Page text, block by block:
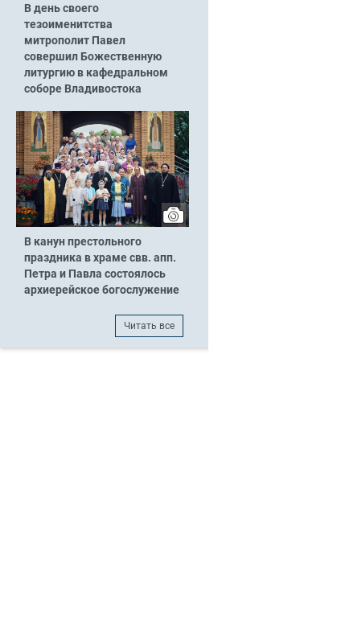
В день своего
тезоименитства
митрополит Павел
совершил Божественную
литургию в кафедральном
соборе Владивостока
В канун престольного
праздника в храме свв. апп.
Петра и Павла состоялось
архиерейское богослужение
Читать все